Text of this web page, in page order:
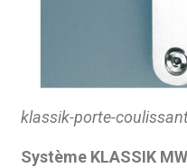
klassik-porte-
Système KLASSIK